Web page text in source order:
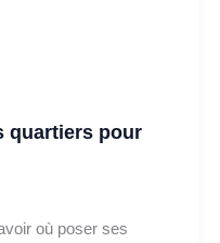
quartiers pour
où poser ses